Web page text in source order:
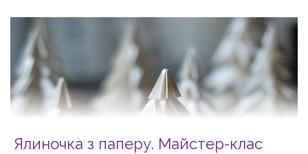
Ялиночка з паперу. Майстер-клас